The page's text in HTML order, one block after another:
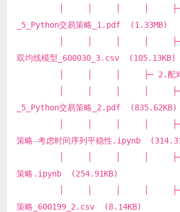
│ │ │ │ ├─
_5_Python交易策略_1.pdf (1.33MB)
│ │ │ │ ├─ SMA_
双均线模型_600030_3.csv (105.13KB)
│ │ │ ├─ 2.配对交
│ │ │ │ ├─
_5_Python交易策略_2.pdf (835.62KB)
│ │ │ │ ├─
策略-考虑时间序列平稳性.ipynb
│ │ │ │ ├─
策略.ipynb (254.91KB)
│ │ │ │ ├─
策略_600199_2.csv (8.14KB)